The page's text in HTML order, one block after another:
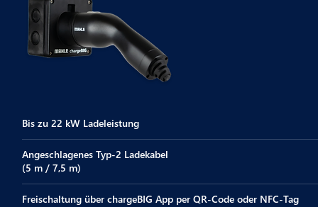
Bis zu 22 kW Ladeleistung
Angeschlagenes Typ-2 Ladekabel
(5 m / 7,5 m)
Freischaltung über chargeBIG App per QR-Code oder NFC-Tag